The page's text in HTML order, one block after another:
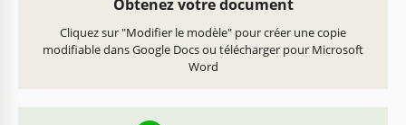
Obtenez votre document
Cliquez sur "Modifier le modèle" pour créer une copie
modifiable dans Google Docs ou télécharger pour Microsoft
Word